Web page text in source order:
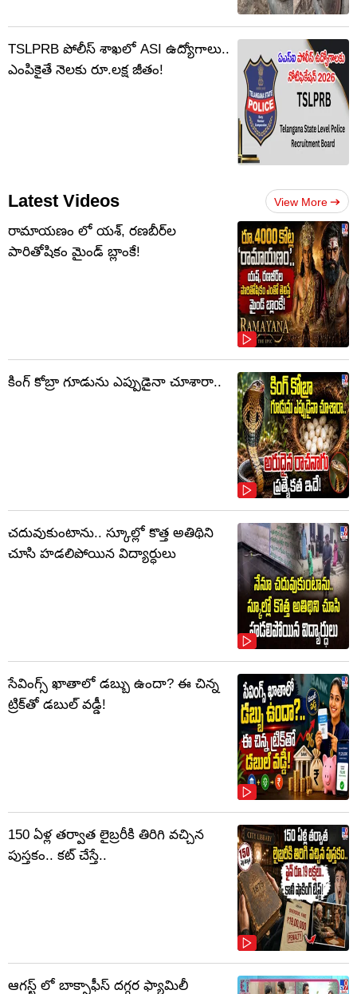
TSLPRB పోలీస్‌ శాఖలో ASI ఉద్యోగాలు..
ఎంపికైతే నెలకు రూ.లక్ష జీతం!
Latest Videos View More
రామాయణం లో యశ్, రణబీర్‌ల
పారితోషికం మైండ్‌ బ్లాంకే!
కింగ్ కోబ్రా గూడును ఎప్పుడైనా చూశారా..
చదువుకుంటాను.. స్కూల్లో కొత్త అతిథిని
చూసి హడలిపోయిన విద్యార్ధులు
సేవింగ్స్ ఖాతాలో డబ్బు ఉందా? ఈ చిన్న
ట్రిక్‌తో డబుల్ వడ్డీ!
150 ఏళ్ల తర్వాత లైబ్రరీకి తిరిగి వచ్చిన
పుస్తకం.. కట్ చేస్తే..
ఆగస్ట్ లో బాక్సాఫీస్ దగ్గర ఫ్యామిలీ